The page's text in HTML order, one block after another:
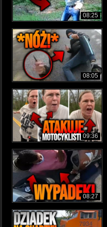
08:25
08:05
09:36
08:27